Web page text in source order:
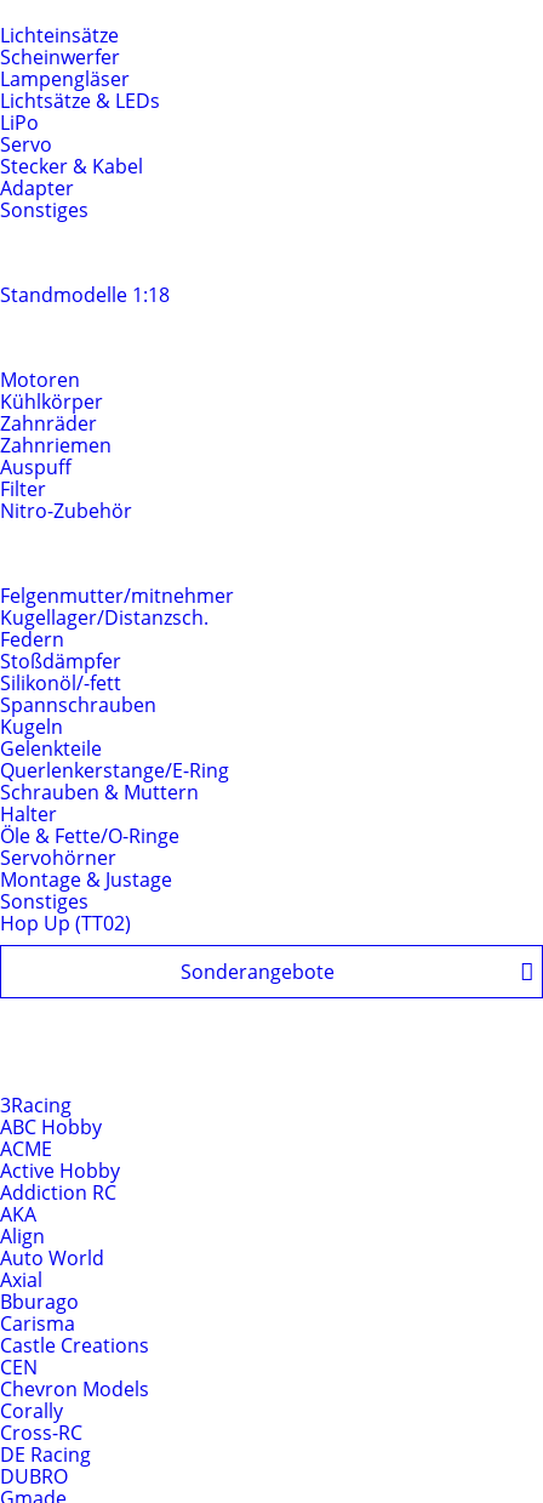
Lichteinsätze
Scheinwerfer
Lampengläser
Lichtsätze & LEDs
LiPo
Servo
Stecker & Kabel
Adapter
Sonstiges
Standmodelle 1:18
Motoren
Kühlkörper
Zahnräder
Zahnriemen
Auspuff
Filter
Nitro-Zubehör
Felgenmutter/mitnehmer
Kugellager/Distanzsch.
Federn
Stoßdämpfer
Silikonöl/-fett
Spannschrauben
Kugeln
Gelenkteile
Querlenkerstange/E-Ring
Schrauben & Muttern
Halter
Öle & Fette/O-Ringe
Servohörner
Montage & Justage
Sonstiges
Hop Up (TT02)
Sonderangebote
3Racing
ABC Hobby
ACME
Active Hobby
Addiction RC
AKA
Align
Auto World
Axial
Bburago
Carisma
Castle Creations
CEN
Chevron Models
Corally
Cross-RC
DE Racing
DUBRO